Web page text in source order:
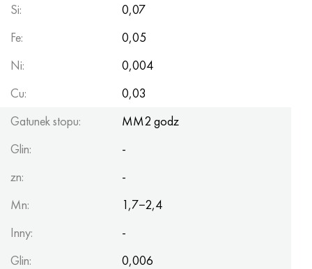
Si:
0,07
Fe:
0,05
Ni:
0,004
Cu:
0,03
Gatunek stopu:
MM2 godz
Glin:
-
zn:
-
Mn:
1,7−2,4
Inny:
-
Glin:
0,006